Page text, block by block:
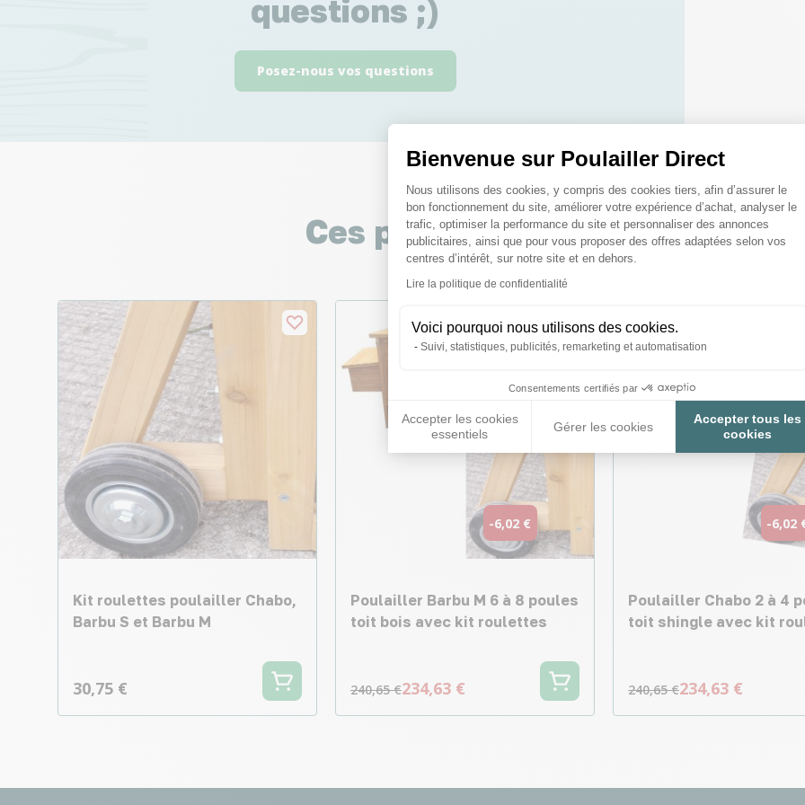
Bienvenue sur Poulailler Direct
Plateforme de Gestion du
Nous utilisons des cookies, y compris des cookies tiers, afin d’assurer le
bon fonctionnement du site, améliorer votre expérience d’achat, analyser le
trafic, optimiser la performance du site et personnaliser des annonces
publicitaires, ainsi que pour vous proposer des offres adaptées selon vos
centres d’intérêt, sur notre site et en dehors.
Lire la politique de confidentialité
Voici pourquoi nous utilisons des cookies.
Suivi, statistiques, publicités, remarketing et automatisation
Consentements certifiés par
Accepter les cookies
essentiels
Gérer les cookies
Accepter tous les
cookies
Axeptio consent
questions ;)
Posez-nous vos questions
Ces produits peuvent vous
Kit roulettes poulailler Chabo,
Barbu S et Barbu M
30,75 €
-6,02 €
Poulailler Barbu M 6 à 8 poules
toit bois avec kit roulettes
240,65 €234,63 €
-6,02
Poulailler Chabo 2 à 4
toit shingle avec kit
240,65 €234,63 €